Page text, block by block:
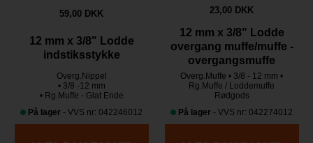
59,00 DKK
12 mm x 3/8" Lodde
indstiksstykke
Overg.Nippel
• 3/8 -12 mm
• Rg.Muffe - Glat Ende
På lager - VVS nr: 042246012
23,00 DKK
12 mm x 3/8" Lodde
overgang muffe/muffe -
overgangsmuffe
Overg.Muffe • 3/8 - 12 mm •
Rg.Muffe / Loddemuffe
Rødgods
På lager - VVS nr: 042274012